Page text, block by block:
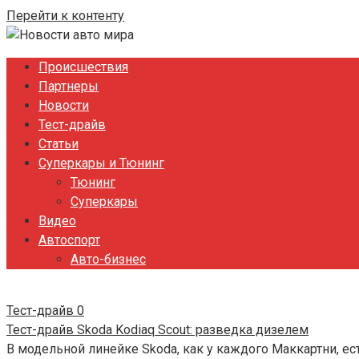
Перейти к контенту
Происшествия
Партнеры
Новости
Тест-драйв
Статьи
Суперкары и Тюнинг
Тюнинг
Суперкары
Видео
Автоспорт
Авто-бизнес
Тест-драйв 0
Тест-драйв Skoda Kodiaq Scout: разведка дизелем
В модельной линейке Skoda, как у каждого Маккартни,